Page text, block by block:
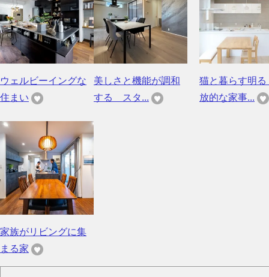
ウェルビーイングな
住まい
美しさと機能が調和
する スタ...
猫と暮らす明る
放的な家事...
家族がリビングに集
まる家